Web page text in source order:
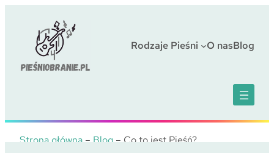
Rodzaje Pieśni O nasBlog
Strona główna–Blog–Co to jest Pieśń?